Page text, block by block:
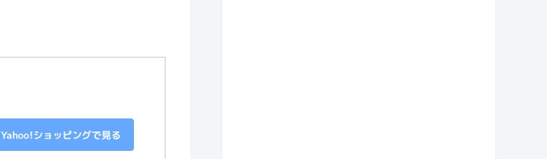
Yahoo!ショッピングで見る